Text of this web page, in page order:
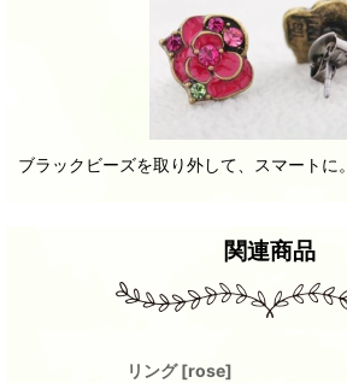
ブラックビーズを取り外して、スマートに。
関連商品
リング [rose]